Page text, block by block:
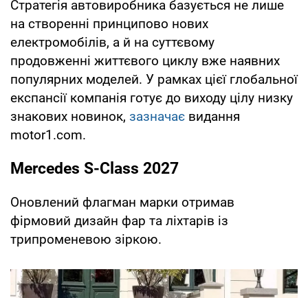
Стратегія автовиробника базується не лише
на створенні принципово нових
електромобілів, а й на суттєвому
продовженні життєвого циклу вже наявних
популярних моделей. У рамках цієї глобальної
експансії компанія готує до виходу цілу низку
знакових новинок, зазначає видання
motor1.com.
Mercedes S-Class 2027
Оновлений флагман марки отримав
фірмовий дизайн фар та ліхтарів із
трипроменевою зіркою.